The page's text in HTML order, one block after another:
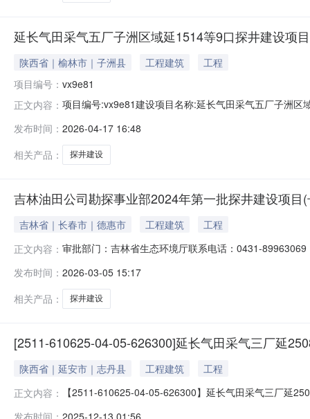
延长气田采气五厂子洲区域延1514等9口探井建设项目
陕西省｜榆林市｜子洲县 工程建筑
工程
项目编号： vx9e81
正文内容： 项目编号:vx9e81建设项目名称:延长气田采气五厂子洲
气五厂建设单位社会信用代码：91610623MAB38YT948
名称：陕西优
发布时间： 2026-04-17 16:48
相关产品：
探井建设
吉林油田公司勘探事业部2024年第一批探井建设项
吉林省｜长春市｜德惠市 工程建筑
工程
正文内容： 审批部门：吉林省生态环境厅联系电话：0431-
91200m。建设单位：中国石油天然气股份有限公司吉林
发布时间： 2026-03-05 15:17
相关产品：
探井建设
[2511-610625-04-05-626300]延长气田采气三厂延
陕西省｜延安市｜志丹县 工程建筑
工程
正文内容：
【2511-610625-04-05-626300】延长气田采气三厂延
发布时间： 2025-12-13 01:56